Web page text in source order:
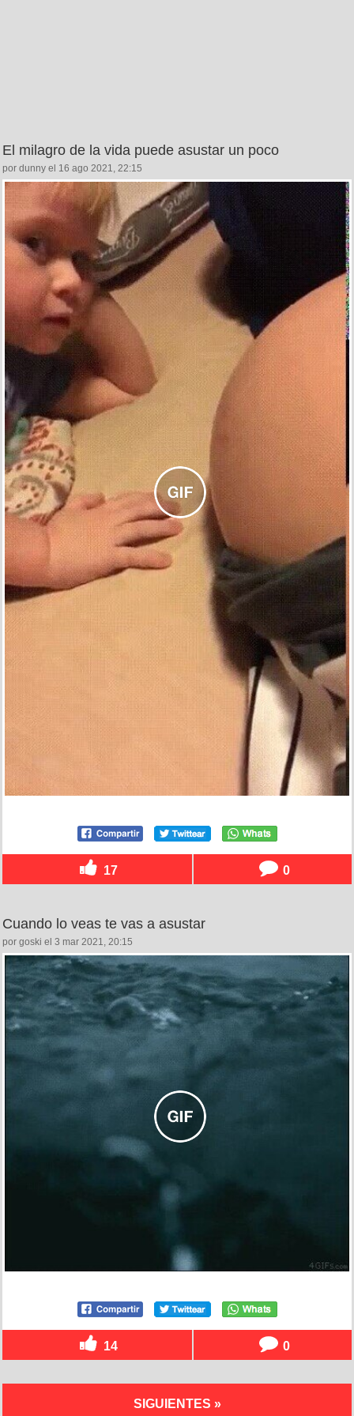
El milagro de la vida puede asustar un poco
por dunny el 16 ago 2021, 22:15
17 0
Cuando lo veas te vas a asustar
por goski el 3 mar 2021, 20:15
14 0
SIGUIENTES »